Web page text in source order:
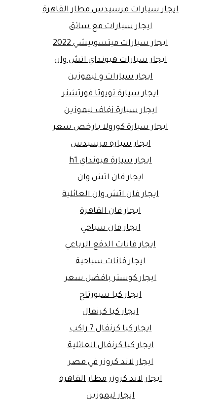
ايجار سيارات مرسيدس مطار القاهرة
ايجار سيارات مع سائق
ايجار سيارات ميتسوبيشي 2022
ايجار سيارات هيونداي اتش وان
ايجار سيارات و ليموزين
ايجار سيارة تويوتا فورتشنر
ايجار سيارة زفاف ليموزين
ايجار سيارة كورولا بارخص سعر
ايجار سيارة مرسيدس
ايجار سيارة هيونداي h1
ايجار فان اتش وان
ايجار فان اتش وان العائلية
ايجار فان القاهرة
ايجار فان سياحي
ايجار فانات الدفع الرباعي
ايجار فانات سياحية
ايجار كوستر بافضل سعر
ايجار كيا سبورتاج
ايجار كيا كرنفال
ايجار كيا كرنفال 7 راكب
ايجار كيا كرنفال العائلية
ايجار لاند كروزر في مصر
ايجار لاند كروزر مطار القاهرة
ايجار ليموزين